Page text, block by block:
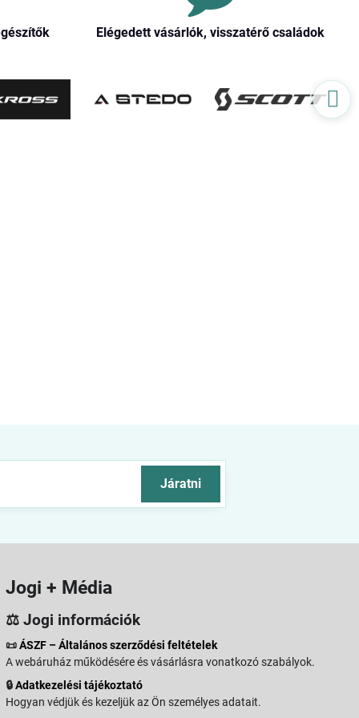
Elégedett vásárlók, visszatérő családok
Járatni
Jogi + Média
⚖️ Jogi információk
📜ÁSZF – Általános szerződési feltételek
A webáruház működésére és vásárlásra vonatkozó szabályok.
🔒Adatkezelési tájékoztató
Hogyan védjük és kezeljük az Ön személyes adatait.